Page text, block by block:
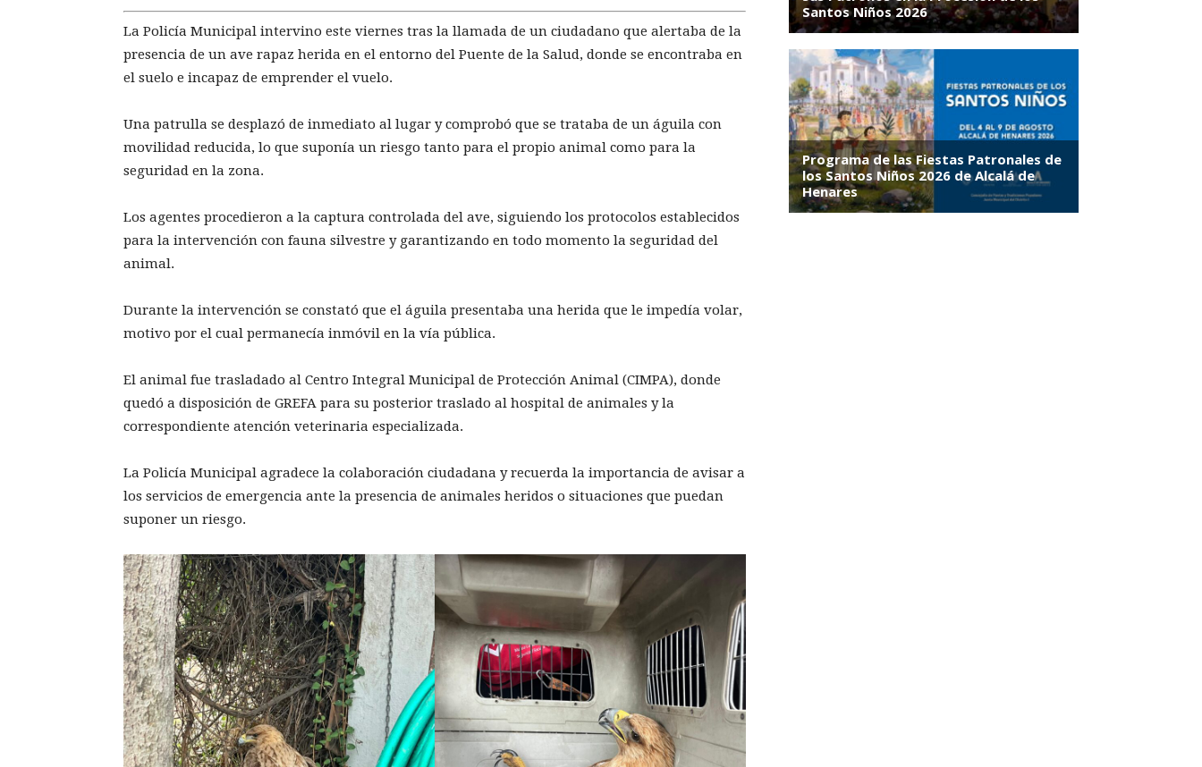
La Policía Municipal intervino este viernes tras la llamada de un ciudadano que alertaba de la
presencia de un ave rapaz herida en el entorno del Puente de la Salud, donde se encontraba en
el suelo e incapaz de emprender el vuelo.
Una patrulla se desplazó de inmediato al lugar y comprobó que se trataba de un águila con
movilidad reducida, lo que suponía un riesgo tanto para el propio animal como para la
seguridad en la zona.
Los agentes procedieron a la captura controlada del ave, siguiendo los protocolos establecidos
para la intervención con fauna silvestre y garantizando en todo momento la seguridad del
animal.
Durante la intervención se constató que el águila presentaba una herida que le impedía volar,
motivo por el cual permanecía inmóvil en la vía pública.
El animal fue trasladado al Centro Integral Municipal de Protección Animal (CIMPA), donde
quedó a disposición de GREFA para su posterior traslado al hospital de animales y la
correspondiente atención veterinaria especializada.
La Policía Municipal agradece la colaboración ciudadana y recuerda la importancia de avisar a
los servicios de emergencia ante la presencia de animales heridos o situaciones que puedan
suponer un riesgo.